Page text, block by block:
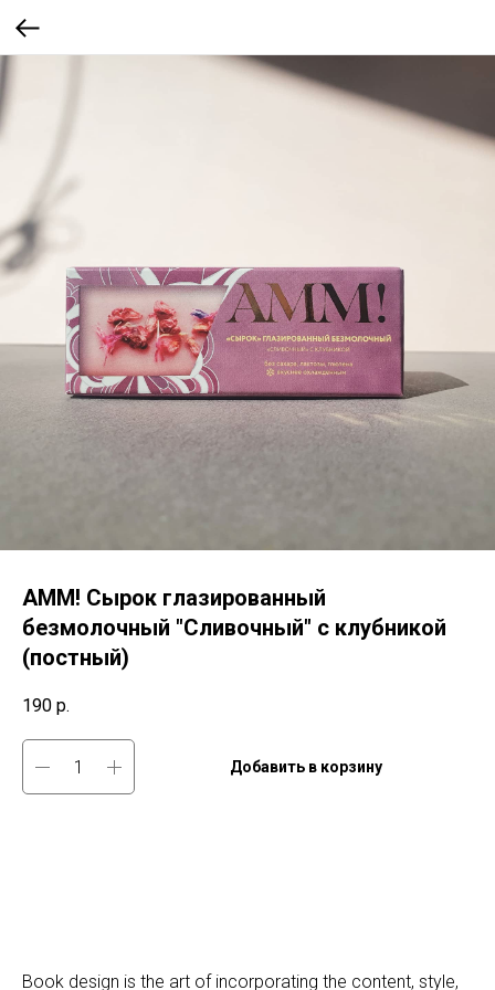
AMM! Сырок глазированный
безмолочный "Сливочный" с клубникой
(постный)
190 р.
Добавить в корзину
Book design is the art of incorporating the content, style,